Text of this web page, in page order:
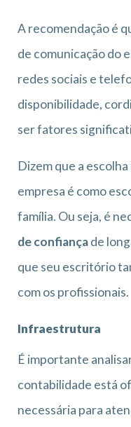
A recomendação é
de comunicação do
redes sociais e
disponibilidade,
ser fatores
Dizem que a
empresa é como
família. Ou seja, é
de confiançade
que seu escritório
com os profissionais.
Infraestrutura
É importante
contabilidade está
necessária para